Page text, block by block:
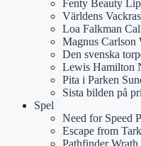
Fenty Beauty
Världens
Loa Falkman
Magnus Carlson
Den svenska
Lewis Hamilton
Pita i Parken
Sista bilden på
Spel
Need for Speed
Escape from
Pathfinder